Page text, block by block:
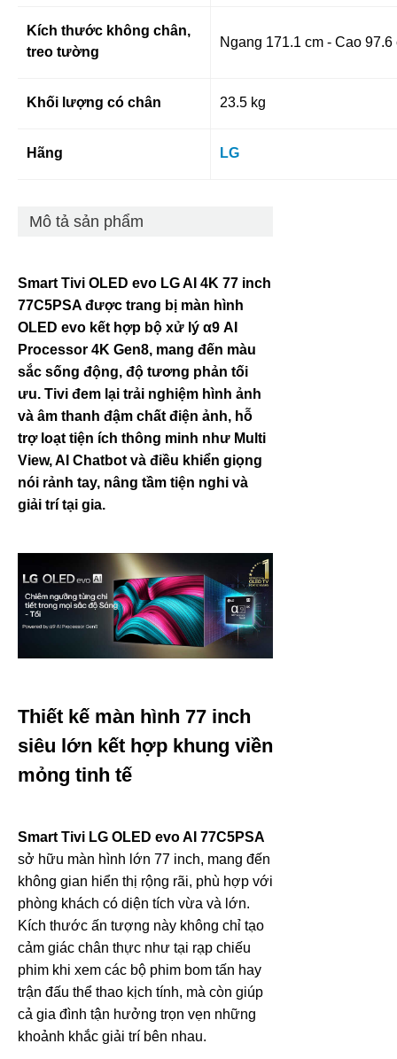
Kích thước không chân,
treo tường
Ngang 171.1 cm - Cao
Khối lượng có chân 23.5 kg
Hãng LG
Mô tả sản phẩm
Smart Tivi OLED evo LG AI 4K 77 inch
77C5PSA được trang bị màn hình
OLED evo kết hợp bộ xử lý α9 AI
Processor 4K Gen8, mang đến màu
sắc sống động, độ tương phản tối
ưu. Tivi đem lại trải nghiệm hình ảnh
và âm thanh đậm chất điện ảnh, hỗ
trợ loạt tiện ích thông minh như Multi
View, AI Chatbot và điều khiển giọng
nói rảnh tay, nâng tầm tiện nghi và
giải trí tại gia.
Thiết kế màn hình 77 inch
siêu lớn kết hợp khung viền
mỏng tinh tế
Smart Tivi LG OLED evo AI 77C5PSA
sở hữu màn hình lớn 77 inch, mang đến
không gian hiển thị rộng rãi, phù hợp với
phòng khách có diện tích vừa và lớn.
Kích thước ấn tượng này không chỉ tạo
cảm giác chân thực như tại rạp chiếu
phim khi xem các bộ phim bom tấn hay
trận đấu thể thao kịch tính, mà còn giúp
cả gia đình tận hưởng trọn vẹn những
khoảnh khắc giải trí bên nhau.